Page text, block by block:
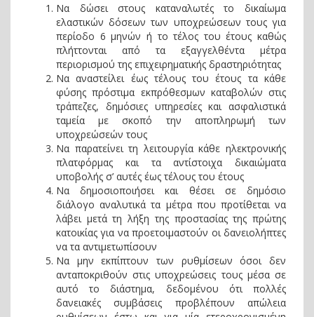
Να δώσει στους καταναλωτές το δικαίωμα
ελαστικών δόσεων των υποχρεώσεων τους για
περίοδο 6 μηνών ή το τέλος του έτους καθώς
πλήττονται από τα εξαγγελθέντα μέτρα
περιορισμού της επιχειρηματικής δραστηριότητας
Να αναστείλει έως τέλους του έτους τα κάθε
φύσης πρόστιμα εκπρόθεσμων καταβολών στις
τράπεζες, δημόσιες υπηρεσίες και ασφαλιστικά
ταμεία με σκοπό την αποπληρωμή των
υποχρεώσεών τους
Να παρατείνει τη λειτουργία κάθε ηλεκτρονικής
πλατφόρμας και τα αντίστοιχα δικαιώματα
υποβολής σ’ αυτές έως τέλους του έτους
Να δημοσιοποιήσει και θέσει σε δημόσιο
διάλογο αναλυτικά τα μέτρα που προτίθεται να
λάβει μετά τη λήξη της προστασίας της πρώτης
κατοικίας για να προετοιμαστούν οι δανειολήπτες
να τα αντιμετωπίσουν
Να μην εκπίπτουν των ρυθμίσεων όσοι δεν
ανταποκριθούν στις υποχρεώσεις τους μέσα σε
αυτό το διάστημα, δεδομένου ότι πολλές
δανειακές συμβάσεις προβλέπουν απώλεια